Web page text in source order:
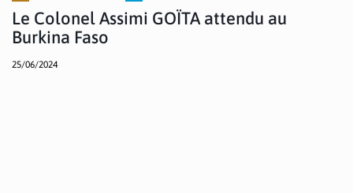
Le Colonel Assimi GOÏTA attendu au
Burkina Faso
25/06/2024